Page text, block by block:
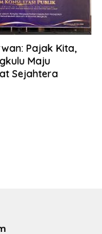
Pajak Kita,
Maju
Sejahtera